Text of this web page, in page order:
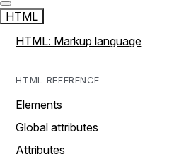
HTML
HTML: Markup language
HTML REFERENCE
Elements
Global attributes
Attributes